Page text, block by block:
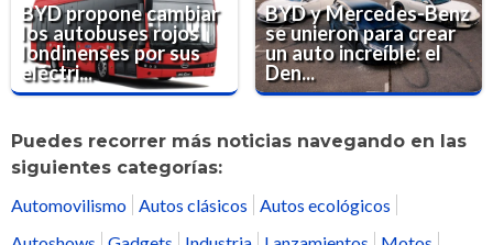
BYD propone cambiar
los autobuses rojos
londinenses por sus
eléctri...
BYD y Mercedes-Benz
se unieron para crear
un auto increíble: el
Den...
Puedes recorrer más noticias navegando en las
siguientes categorías:
Automovilismo
Autos clásicos
Autos ecológicos